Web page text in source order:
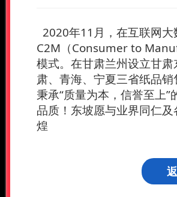
2020年11月，在互联网
C2M（Consumer to
模式。在甘肃兰州设立甘
肃、青海、宁夏三省纸品
秉承“质量为本，信誉至上
品质！东坡愿与业界同仁
煌